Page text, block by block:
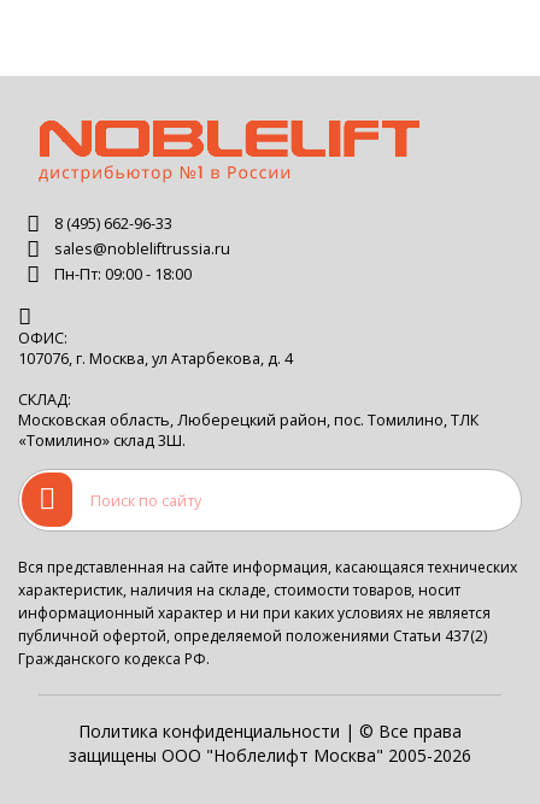
8 (495) 662-96-33
sales@nobleliftrussia.ru
Пн-Пт: 09:00 - 18:00
ОФИС:
107076, г. Москва, ул Атарбекова, д. 4
СКЛАД:
Московская область, Люберецкий район, пос. Томилино, ТЛК
«Томилино» склад 3Ш.
Вся представленная на сайте информация, касающаяся технических
характеристик, наличия на складе, стоимости товаров, носит
информационный характер и ни при каких условиях не является
публичной офертой, определяемой положениями Статьи 437(2)
Гражданского кодекса РФ.
Политика конфиденциальности | © Все права
защищены ООО "Ноблелифт Москва" 2005-2026